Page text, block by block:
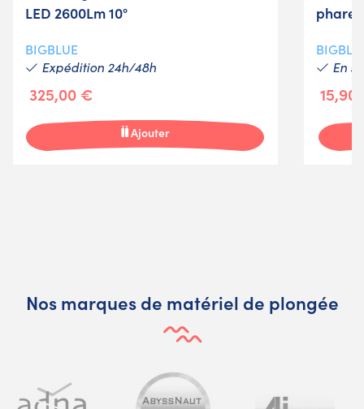
LED 2600Lm 10°
BIGBLUE
Expédition 24h/48h
325,00 €
Ajouter
phare
En
15,90
Nos marques de matériel de plongée